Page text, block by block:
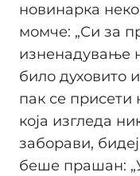
новинарка
момче: „Си за
изненадување
било духовито
пак се присети
која изгледа
заборави,
беше прашан: